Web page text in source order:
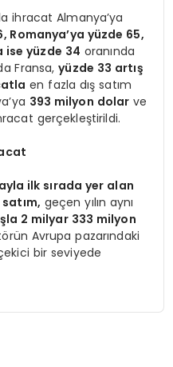
ihracat Almanya’ya
Romanya’ya yüzde 65,
ise yüzde 34 oranında
Fransa,yüzde 33 artış
en fazla dış satım
393 milyon dolar ve
gerçekleştirildi.
ilk sırada yer alan
geçen yılın aynı
2 milyar 333 milyon
Avrupa pazarındaki
bir seviyede